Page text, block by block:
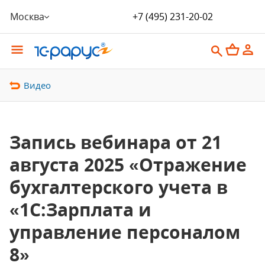
Москва +7 (495) 231-20-02
Видео
Запись вебинара от 21
августа 2025 «Отражение
бухгалтерского учета в
«1С:Зарплата и
управление персоналом
8»